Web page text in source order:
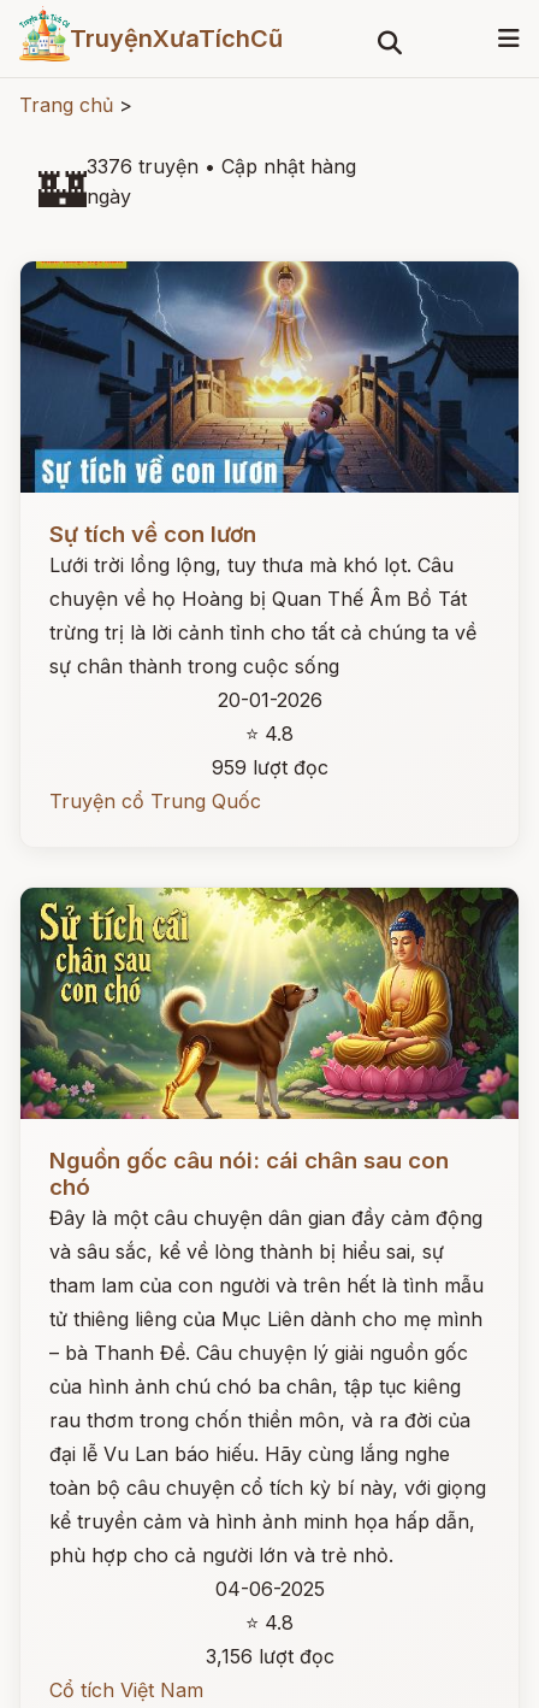
TruyệnXưaTíchCũ
Trang chủ >
🏰3376 truyện • Cập nhật hàng
ngày
Sự tích về con lươn
Lưới trời lồng lộng, tuy thưa mà khó lọt. Câu
chuyện về họ Hoàng bị Quan Thế Âm Bồ Tát
trừng trị là lời cảnh tỉnh cho tất cả chúng ta về
sự chân thành trong cuộc sống
20-01-2026
⭐ 4.8
959 lượt đọc
Truyện cổ Trung Quốc
Đọc ngay
Nguồn gốc câu nói: cái chân sau con
chó
Đây là một câu chuyện dân gian đầy cảm động
và sâu sắc, kể về lòng thành bị hiểu sai, sự
tham lam của con người và trên hết là tình mẫu
tử thiêng liêng của Mục Liên dành cho mẹ mình
– bà Thanh Đề. Câu chuyện lý giải nguồn gốc
của hình ảnh chú chó ba chân, tập tục kiêng
rau thơm trong chốn thiền môn, và ra đời của
đại lễ Vu Lan báo hiếu. Hãy cùng lắng nghe
toàn bộ câu chuyện cổ tích kỳ bí này, với giọng
kể truyền cảm và hình ảnh minh họa hấp dẫn,
phù hợp cho cả người lớn và trẻ nhỏ.
04-06-2025
⭐ 4.8
3,156 lượt đọc
Cổ tích Việt Nam